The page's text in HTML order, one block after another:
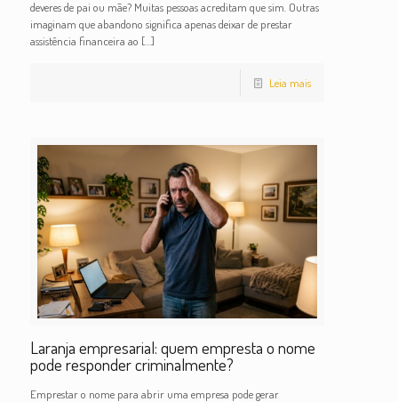
deveres de pai ou mãe? Muitas pessoas acreditam que sim. Outras
imaginam que abandono significa apenas deixar de prestar
assistência financeira ao […]
Leia mais
Laranja empresarial: quem empresta o nome
pode responder criminalmente?
Emprestar o nome para abrir uma empresa pode gerar